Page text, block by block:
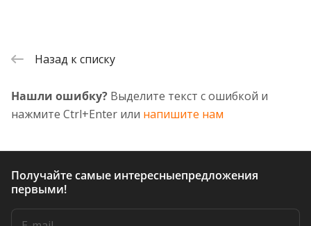
Назад к списку
Нашли ошибку? Выделите текст с ошибкой и
нажмите Ctrl+Enter или напишите нам
Получайте самые интересныепредложения
первыми!